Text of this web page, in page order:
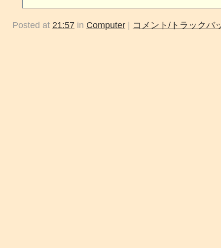
Posted at 21:57 in Computer | コメント/トラックバ